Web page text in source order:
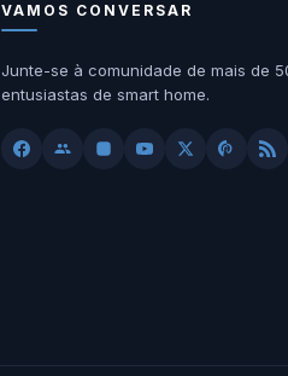
VAMOS CONVERSAR
Junte-se à comunidade de mais de
entusiastas de smart home.